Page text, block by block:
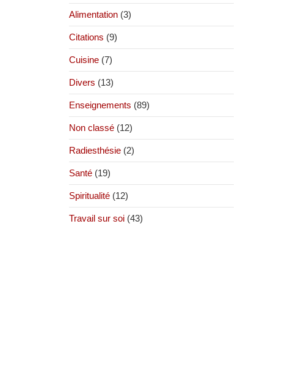
Alimentation(3)
Citations (9)
Cuisine(7)
Divers (13)
Enseignements (89)
Non classé(12)
Radiesthésie(2)
Santé(19)
Spiritualité(12)
Travail sur soi(43)